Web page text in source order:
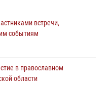
участие в богослужении
отработали костромские
встречи,
событиям
в православном
области